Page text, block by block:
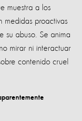
muestra a los
medidas proactivas
su abuso. Se anima
mirar ni interactuar
contenido cruel